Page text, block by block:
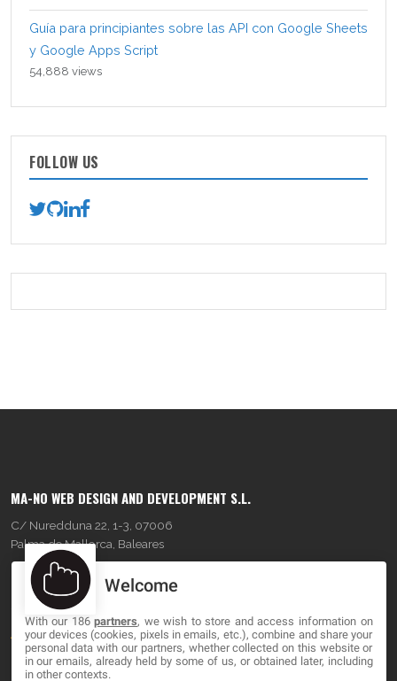
Guía para principiantes sobre las API con Google Sheets
y Google Apps Script
54,888 views
FOLLOW US
MA-NO WEB DESIGN AND DEVELOPMENT S.L.
C/ Nuredduna 22, 1-3, 07006
Palma de Mallorca, Baleares
OUR COMPANY
About
Blog
Welcome
With our 186partners, we wish to store and access information on
your devices (cookies, pixels in emails, etc.), combine and share your
personal data with our partners, whether collected on this website or
in our emails, already held by some of us, or obtained later, including
in other contexts.